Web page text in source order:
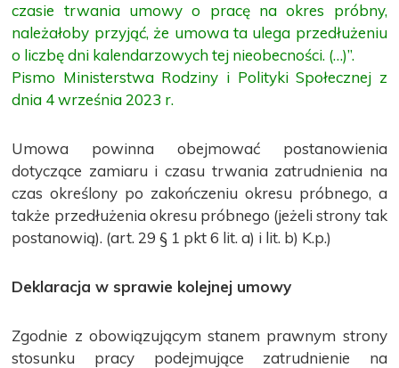
czasie trwania umowy o pracę na okres próbny,
należałoby przyjąć, że umowa ta ulega przedłużeniu
o liczbę dni kalendarzowych tej nieobecności. (…)”.
Pismo Ministerstwa Rodziny i Polityki Społecznej z
dnia 4 września 2023 r.
Umowa powinna obejmować postanowienia
dotyczące zamiaru i czasu trwania zatrudnienia na
czas określony po zakończeniu okresu próbnego, a
także przedłużenia okresu próbnego (jeżeli strony tak
postanowią). (art. 29 § 1 pkt 6 lit. a) i lit. b) K.p.)
Deklaracja w sprawie kolejnej umowy
Zgodnie z obowiązującym stanem prawnym strony
stosunku pracy podejmujące zatrudnienie na